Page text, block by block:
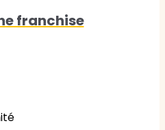
franchise